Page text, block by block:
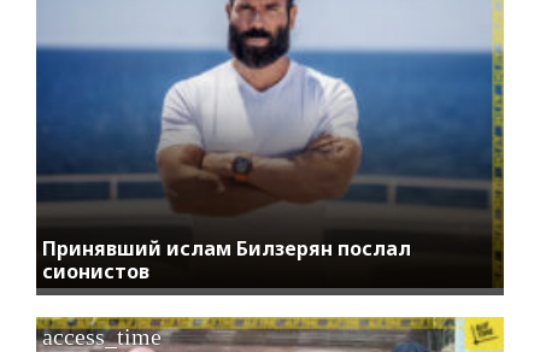
Принявший ислам Билзерян послал
сионистов
access_time